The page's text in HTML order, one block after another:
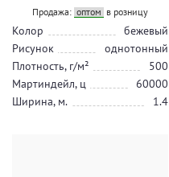
Продажа: оптом в розницу
Колор
бежевый
Рисунок
однотонный
Плотность, г/м²
500
Мартиндейл, ц
60000
Ширина, м.
1.4